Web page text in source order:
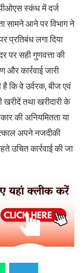
स्कंध में दर्ज
सामने आने पर विभाग ने
प्रतिबंध लगा दिया
पर सही गुणवत्ता की
और कार्रवाई जारी
कि वे उर्वरक, बीज एवं
तथा खरीदारी के
की अनियमितता या
अपने नजदीकी
उचित कार्रवाई की जा